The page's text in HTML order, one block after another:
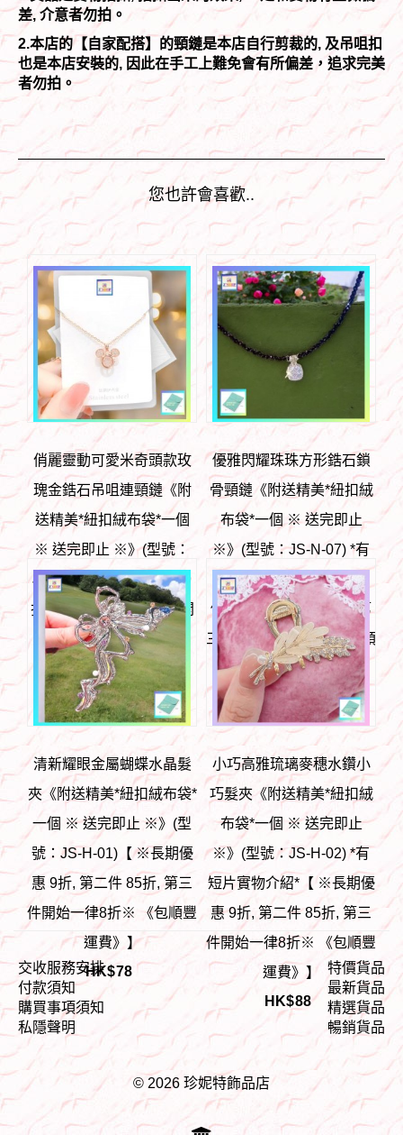
差, 介意者勿拍。
2.本店的【自家配搭】的頸鏈是本店自行剪裁的, 及吊咀扣
也是本店安裝的, 因此在手工上難免會有所偏差，追求完美
者勿拍。
您也許會喜歡..
俏麗靈動可愛米奇頭款玫
瑰金鋯石吊咀連頸鏈《附
送精美*紐扣絨布袋*一個
※ 送完即止 ※》(型號：
JS-N-05)【 ※長期優惠 9
折, 第二件 85折, 第三件開
始一律8折※ 《包順豐運
費》】
HK$98
優雅閃耀珠珠方形鋯石鎖
骨頸鏈《附送精美*紐扣絨
布袋*一個 ※ 送完即止
※》(型號：JS-N-07) *有
短片實物介紹* 【 ※長期
優惠 9折, 第二件 85折, 第
三件開始一律8折※ 《包順
豐運費》】
HK$88
清新耀眼金屬蝴蝶水晶髮
夾《附送精美*紐扣絨布袋*
一個 ※ 送完即止 ※》(型
號：JS-H-01)【 ※長期優
惠 9折, 第二件 85折, 第三
件開始一律8折※ 《包順豐
運費》】
HK$78
小巧高雅琉璃麥穗水鑽小
巧髮夾《附送精美*紐扣絨
布袋*一個 ※ 送完即止
※》(型號：JS-H-02) *有
短片實物介紹*【 ※長期優
惠 9折, 第二件 85折, 第三
件開始一律8折※ 《包順豐
運費》】
HK$88
交收服務安排
付款須知
購買事項須知
私隱聲明
特價貨品
最新貨品
精選貨品
暢銷貨品
© 2026 珍妮特飾品店